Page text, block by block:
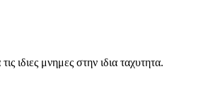
ιδιες μνημες στην ιδια ταχυτητα.